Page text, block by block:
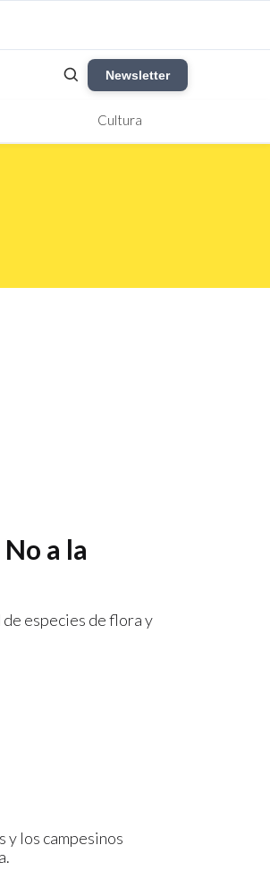
Newsletter
Cultura
a la
especies de flora y
y los campesinos